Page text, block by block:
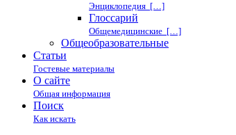
Энциклопедия […]
Глоссарий
Общемедицинские […]
Общеобразовательные
Статьи
Гостевые материалы
О сайте
Общая информация
Поиск
Как искать